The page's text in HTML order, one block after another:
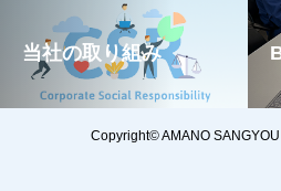
当社の取り組み
Copyright© AMANO